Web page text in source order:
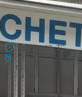
03
JUIN
08:00à12:30
COURS DU 11
NOVEMBRE
13190 ALLAUCH